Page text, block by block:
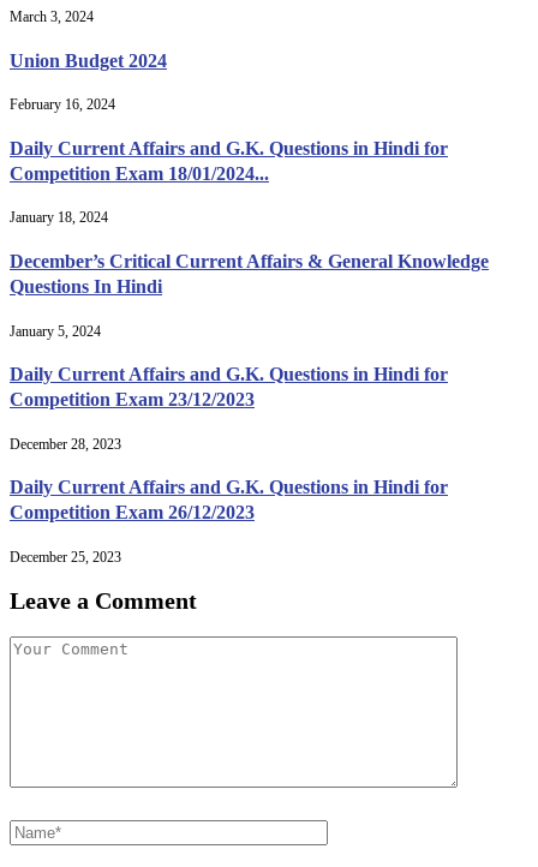
March 3, 2024
Union Budget 2024
February 16, 2024
Daily Current Affairs and G.K. Questions in Hindi for
Competition Exam 18/01/2024...
January 18, 2024
December’s Critical Current Affairs & General Knowledge
Questions In Hindi
January 5, 2024
Daily Current Affairs and G.K. Questions in Hindi for
Competition Exam 23/12/2023
December 28, 2023
Daily Current Affairs and G.K. Questions in Hindi for
Competition Exam 26/12/2023
December 25, 2023
Leave a Comment